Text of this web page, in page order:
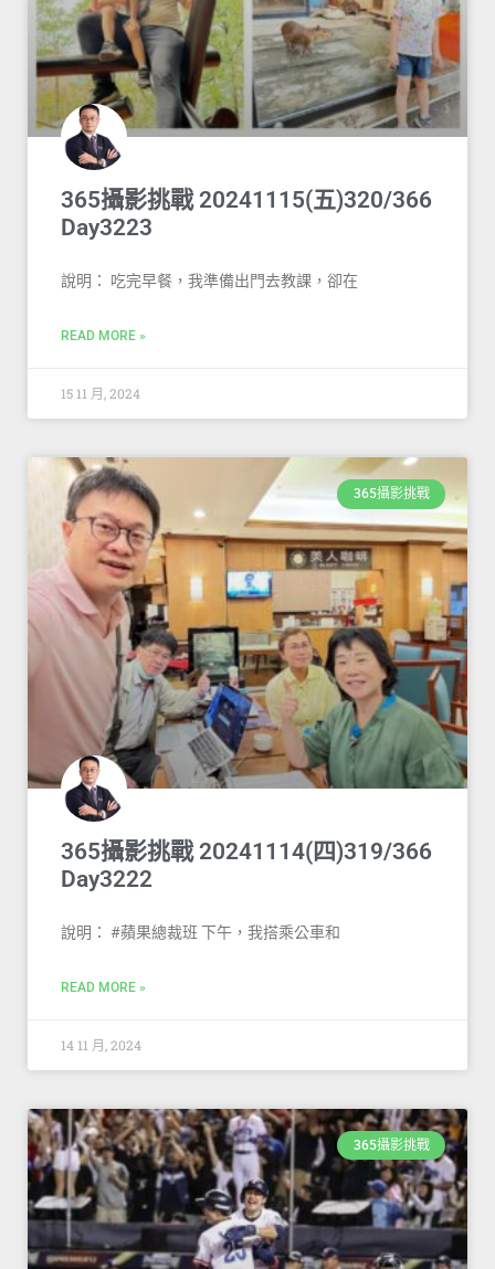
365攝影挑戰 20241115(五)320/366
Day3223
說明： 吃完早餐，我準備出門去教課，卻在
READ MORE »
15 11 月, 2024
365攝影挑戰
365攝影挑戰 20241114(四)319/366
Day3222
說明： #蘋果總裁班 下午，我搭乘公車和
READ MORE »
14 11 月, 2024
365攝影挑戰